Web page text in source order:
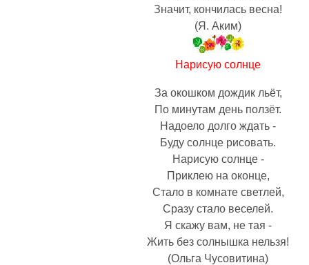
Значит, кончилась весна!
(Я. Аким)
Нарисую солнце
За окошком дождик льёт,
По минутам день ползёт.
Надоело долго ждать -
Буду солнце рисовать.
Нарисую солнце -
Приклею на оконце,
Стало в комнате светлей,
Сразу стало веселей.
Я скажу вам, не тая -
Жить без солнышка нельзя!
(Ольга Чусовитина)